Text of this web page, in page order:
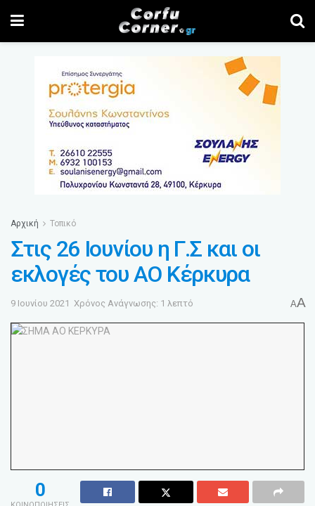
Αρχική Τοπικό
Στις 26 Ιουνίου η Γ.Σ και οι
εκλογές του ΑΟ Κέρκυρα
9 Ιουνίου 2021 Χρόνος Ανάγνωσης: 1 λεπτό AA
0